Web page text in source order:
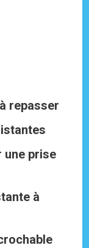
repasser
une prise
à